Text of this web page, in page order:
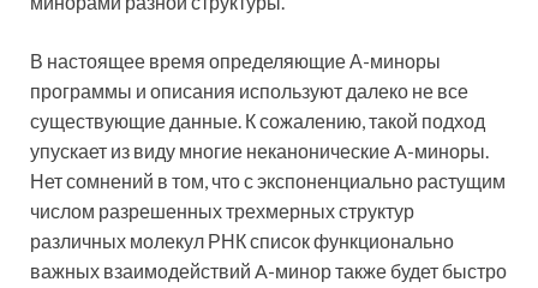
В настоящее время определяющие А-миноры
программы и описания используют далеко не все
существующие данные. К сожалению, такой подход
упускает из виду многие неканонические A-миноры.
Нет сомнений в том, что с экспоненциально растущим
числом разрешенных трехмерных структур
различных молекул РНК список функционально
важных взаимодействий A-минор также будет быстро